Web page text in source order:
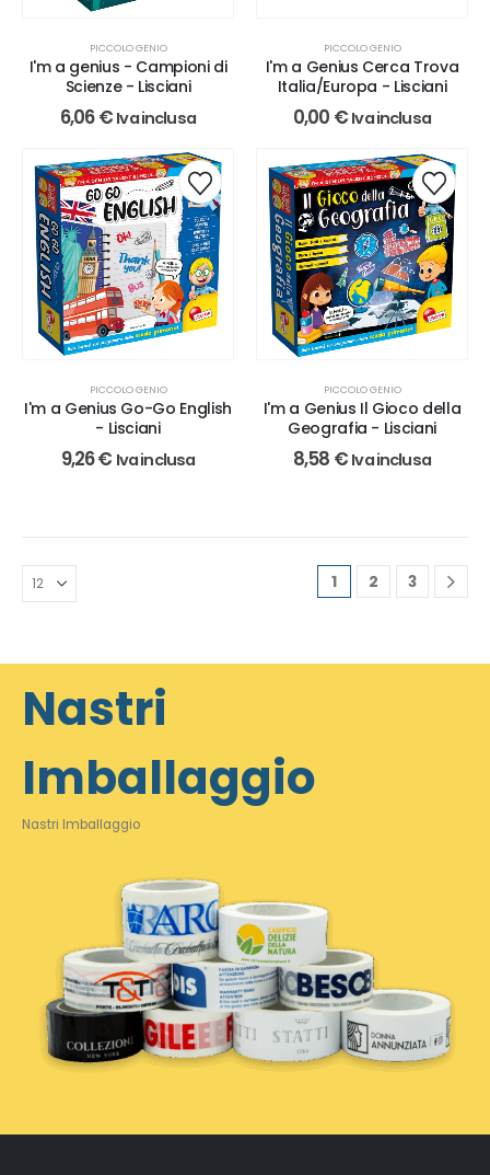
PICCOLO GENIO
I'm a genius - Campioni di
Scienze - Lisciani
6,06€ Iva inclusa
PICCOLO GENIO
I'm a Genius Cerca Trova
Italia/Europa - Lisciani
0,00 € Iva inclusa
PICCOLO GENIO
I'm a Genius Go-Go English
- Lisciani
9,26€ Iva inclusa
PICCOLO GENIO
I'm a Genius Il Gioco della
Geografia - Lisciani
8,58 € Iva inclusa
1 2 3
Nastri
Imballaggio
Nastri Imballaggio